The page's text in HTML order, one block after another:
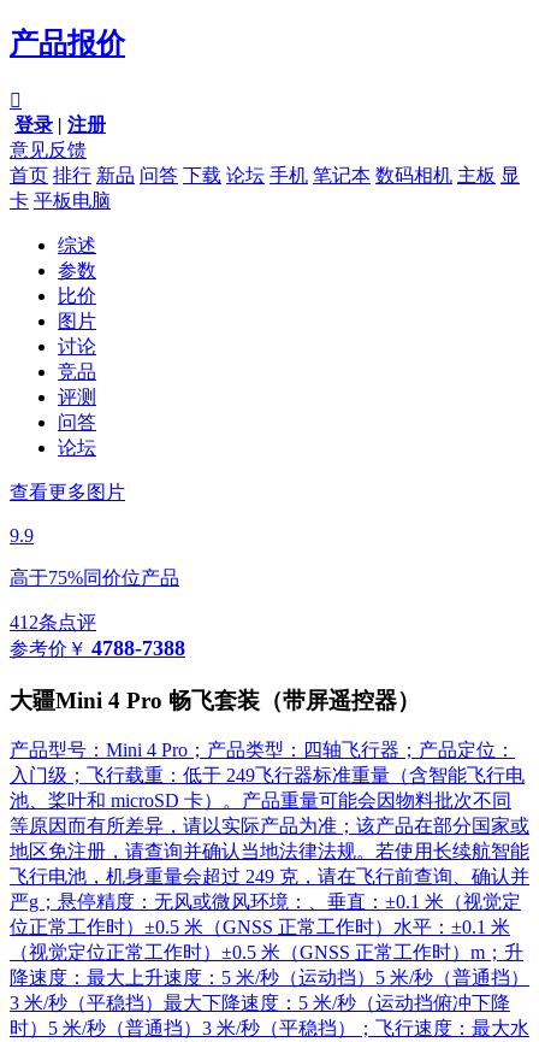
产品报价

登录 | 注册
意见反馈
首页 排行 新品 问答 下载 论坛 手机 笔记本 数码相机 主板 显
卡 平板电脑
综述
参数
比价
图片
讨论
竞品
评测
问答
论坛
查看更多图片
9.9
高于75%同价位产品
412条点评
参考价 ￥ 4788-7388
大疆Mini 4 Pro 畅飞套装（带屏遥控器）
产品型号：Mini 4 Pro；产品类型：四轴飞行器；产品定位：
入门级；飞行载重：低于 249飞行器标准重量（含智能飞行电
池、桨叶和 microSD 卡）。产品重量可能会因物料批次不同
等原因而有所差异，请以实际产品为准；该产品在部分国家或
地区免注册，请查询并确认当地法律法规。若使用长续航智能
飞行电池，机身重量会超过 249 克，请在飞行前查询、确认并
严g；悬停精度：无风或微风环境：、垂直：±0.1 米（视觉定
位正常工作时）±0.5 米（GNSS 正常工作时）水平：±0.1 米
（视觉定位正常工作时）±0.5 米（GNSS 正常工作时）m；升
降速度：最大上升速度：5 米/秒（运动挡）5 米/秒（普通挡）
3 米/秒（平稳挡）最大下降速度：5 米/秒（运动挡俯冲下降
时）5 米/秒（普通挡）3 米/秒（平稳挡）；飞行速度：最大水